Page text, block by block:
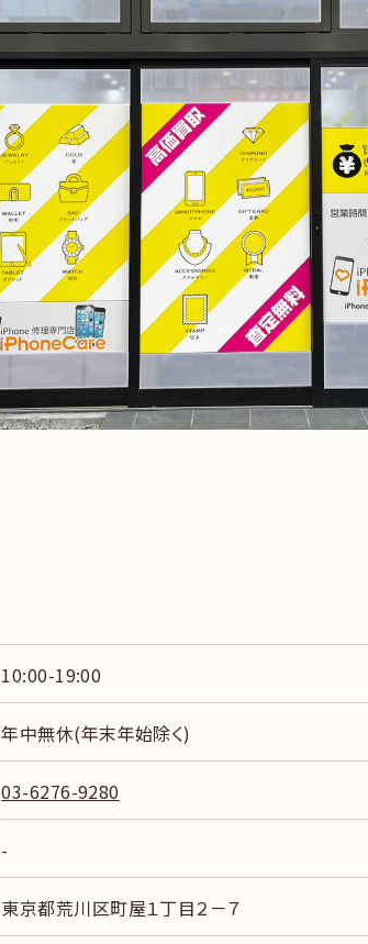
10:00-19:00
年中無休(年末年始除く)
03-6276-9280
-
東京都荒川区町屋１丁目２－７